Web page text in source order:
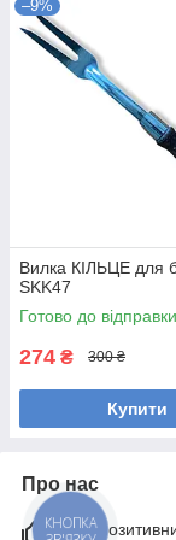
–9%
Вилка КІЛЬЦЕ для
SKK47
Готово до відправки
274 ₴ 300 ₴
Купити
Про нас
96%
КНОПКА